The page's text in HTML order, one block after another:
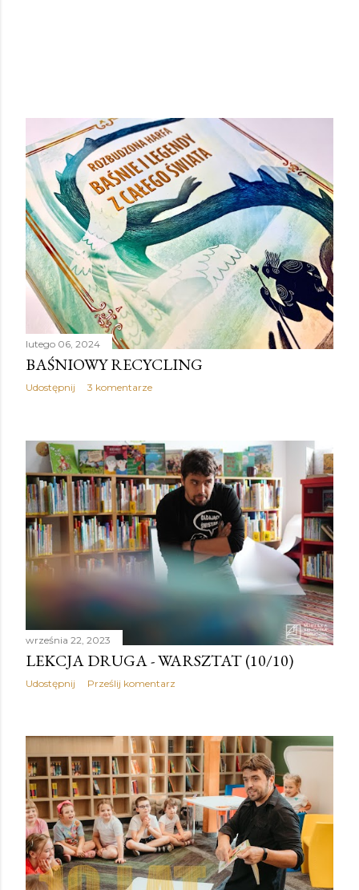
lutego 06, 2024
BAŚNIOWY RECYCLING
Udostępnij 3 komentarze
września 22, 2023
LEKCJA DRUGA - WARSZTAT (10/10)
Udostępnij Prześlij komentarz